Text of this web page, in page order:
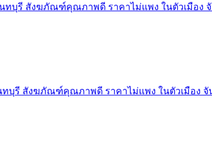
บุรี สังฆภัณฑ์คุณภาพดี ราคาไม่แพง ในตัวเมือง
รี สังฆภัณฑ์คุณภาพดี ราคาไม่แพง ในตัวเมือง จั